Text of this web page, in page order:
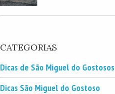
CATEGORIAS
Dicas de São Miguel do Gostosos
Dicas São Miguel do Gostoso